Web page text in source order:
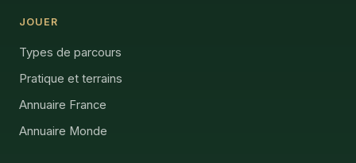
JOUER
Types de parcours
Pratique et terrains
Annuaire France
Annuaire Monde